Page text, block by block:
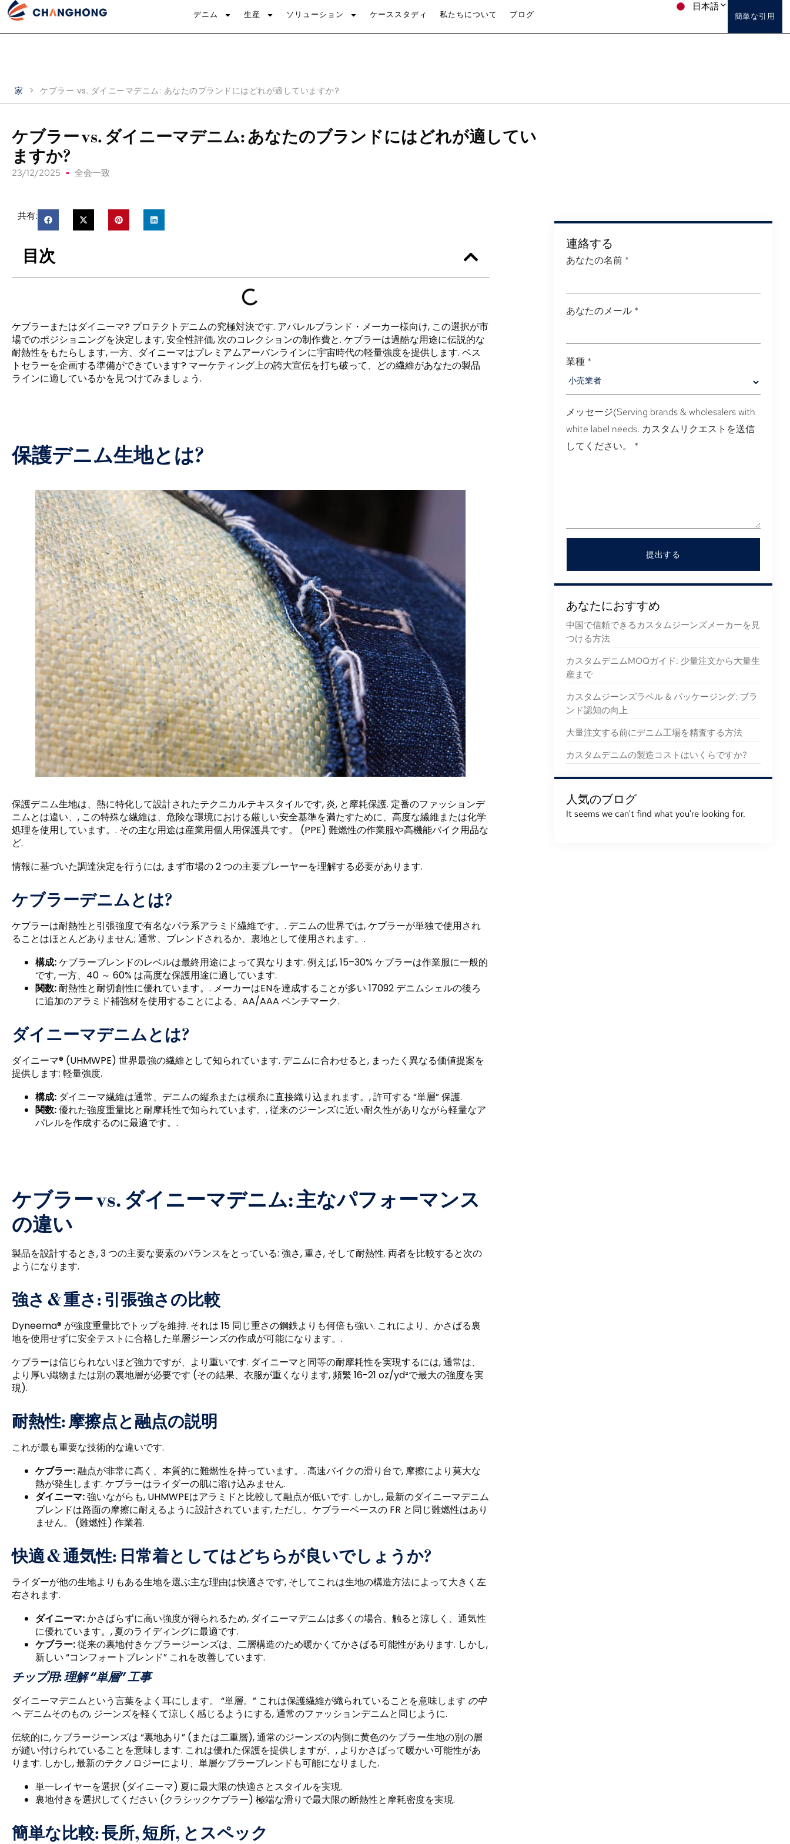
デニム 生産 ソリューション ケーススタディ 私たちについて ブログ 簡単な引用
日本語
家 > ケブラー vs. ダイニーマデニム: あなたのブランドにはどれが適していますか?
ケブラー vs. ダイニーマデニム: あなたのブランドにはどれが適してい
ますか?
23/12/2025 全会一致
共有:
目次
ケブラーまたはダイニーマ? プロテクトデニムの究極対決です. アパレルブランド・メーカー様向け, この選択が市
場でのポジショニングを決定します, 安全性評価, 次のコレクションの制作費と. ケブラーは過酷な用途に伝説的な
耐熱性をもたらします, 一方、ダイニーマはプレミアムアーバンラインに宇宙時代の軽量強度を提供します. ベス
トセラーを企画する準備ができています? マーケティング上の誇大宣伝を打ち破って、どの繊維があなたの製品
ラインに適しているかを見つけてみましょう.
保護デニム生地とは?
保護デニム生地は、熱に特化して設計されたテクニカルテキスタイルです, 炎, と摩耗保護. 定番のファッションデ
ニムとは違い、, この特殊な繊維は、危険な環境における厳しい安全基準を満たすために、高度な繊維または化学
処理を使用しています。. その主な用途は産業用個人用保護具です。 (PPE) 難燃性の作業服や高機能バイク用品な
ど.
情報に基づいた調達決定を行うには, まず市場の 2 つの主要プレーヤーを理解する必要があります.
ケブラーデニムとは?
ケブラーは耐熱性と引張強度で有名なパラ系アラミド繊維です。. デニムの世界では, ケブラーが単独で使用され
ることはほとんどありません; 通常、ブレンドされるか、裏地として使用されます。.
構成:ケブラーブレンドのレベルは最終用途によって異なります. 例えば, 15–30% ケブラーは作業服に一般的
です, 一方、40 ～ 60% は高度な保護用途に適しています.
関数:耐熱性と耐切創性に優れています。. メーカーはENを達成することが多い 17092 デニムシェルの後ろ
に追加のアラミド補強材を使用することによる、AA/AAA ベンチマーク.
ダイニーマデニムとは?
ダイニーマ® (UHMWPE) 世界最強の繊維として知られています. デニムに合わせると, まったく異なる価値提案を
提供します: 軽量強度.
構成: ダイニーマ繊維は通常、デニムの縦糸または横糸に直接織り込まれます。, 許可する “単層” 保護.
関数:優れた強度重量比と耐摩耗性で知られています。, 従来のジーンズに近い耐久性がありながら軽量なア
パレルを作成するのに最適です。.
ケブラー vs. ダイニーマデニム: 主なパフォーマンス
の違い
製品を設計するとき, 3 つの主要な要素のバランスをとっている: 強さ, 重さ, そして耐熱性. 両者を比較すると次の
ようになります.
強さ & 重さ: 引張強さの比較
Dyneema® が強度重量比でトップを維持. それは 15 同じ重さの鋼鉄よりも何倍も強い. これにより、かさばる裏
地を使用せずに安全テストに合格した単層ジーンズの作成が可能になります。.
ケブラーは信じられないほど強力ですが、より重いです. ダイニーマと同等の耐摩耗性を実現するには, 通常は、
より厚い織物または別の裏地層が必要です (その結果、衣服が重くなります, 頻繁 16-21 oz/yd²で最大の強度を実
現).
耐熱性: 摩擦点と融点の説明
これが最も重要な技術的な違いです.
ケブラー:融点が非常に高く、本質的に難燃性を持っています。. 高速バイクの滑り台で, 摩擦により莫大な
熱が発生します. ケブラーはライダーの肌に溶け込みません.
ダイニーマ:強いながらも, UHMWPEはアラミドと比較して融点が低いです. しかし, 最新のダイニーマデニム
ブレンドは路面の摩擦に耐えるように設計されています, ただし、ケブラーベースの FR と同じ難燃性はあり
ません。 (難燃性) 作業着.
快適 & 通気性: 日常着としてはどちらが良いでしょうか?
ライダーが他の生地よりもある生地を選ぶ主な理由は快適さです, そしてこれは生地の構造方法によって大きく左
右されます.
ダイニーマ:かさばらずに高い強度が得られるため, ダイニーマデニムは多くの場合、触ると涼しく、通気性
に優れています。, 夏のライディングに最適です.
ケブラー:従来の裏地付きケブラージーンズは、二層構造のため暖かくてかさばる可能性があります. しかし,
新しい “コンフォートブレンド” これを改善しています.
チップ用:理解 “単層” 工事
ダイニーマデニムという言葉をよく耳にします。 “単層。” これは保護繊維が織られていることを意味します の中
へ デニムそのもの, ジーンズを軽くて涼しく感じるようにする, 通常のファッションデニムと同じように.
伝統的に, ケブラージーンズは “裏地あり” (または二重層), 通常のジーンズの内側に黄色のケブラー生地の別の層
が縫い付けられていることを意味します. これは優れた保護を提供しますが、, よりかさばって暖かい可能性があ
ります. しかし, 最新のテクノロジーにより、単層ケブラーブレンドも可能になりました.
単一レイヤーを選択 (ダイニーマ) 夏に最大限の快適さとスタイルを実現.
裏地付きを選択してください (クラシックケブラー) 極端な滑りで最大限の断熱性と摩耗密度を実現.
簡単な比較: 長所, 短所, とスペック
連絡する
あなたの名前 *
あなたのメール *
業種 *
メッセージ(Serving brands & wholesalers with
white label needs. カスタムリクエストを送信
してください。
*
提出する
あなたにおすすめ
中国で信頼できるカスタムジーンズメーカーを見
つける方法
カスタムデニムMOQガイド: 少量注文から大量生
産まで
カスタムジーンズラベル & パッケージング: ブラ
ンド認知の向上
大量注文する前にデニム工場を精査する方法
カスタムデニムの製造コストはいくらですか?
人気のブログ
It seems we can't find what you're looking for.